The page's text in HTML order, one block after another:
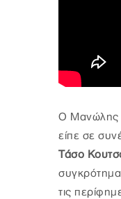
Ο Μανώλης
είπε σε
Τάσο
συγκρότημα
τις